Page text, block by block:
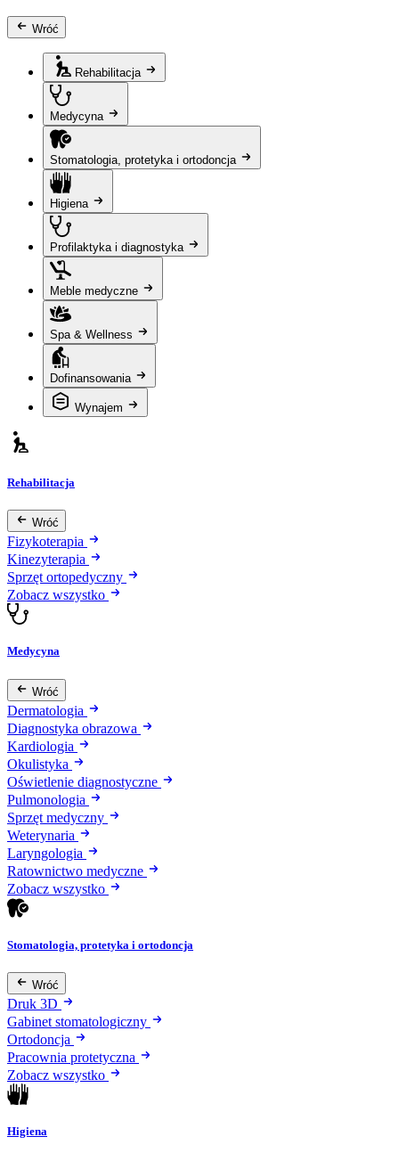
Wróć
Rehabilitacja
Medycyna
Stomatologia, protetyka i ortodoncja
Higiena
Profilaktyka i diagnostyka
Meble medyczne
Spa & Wellness
Dofinansowania
Wynajem
Rehabilitacja
Wróć
Fizykoterapia
Kinezyterapia
Sprzęt ortopedyczny
Zobacz wszystko
Medycyna
Wróć
Dermatologia
Diagnostyka obrazowa
Kardiologia
Okulistyka
Oświetlenie diagnostyczne
Pulmonologia
Sprzęt medyczny
Weterynaria
Laryngologia
Ratownictwo medyczne
Zobacz wszystko
Stomatologia, protetyka i ortodoncja
Wróć
Druk 3D
Gabinet stomatologiczny
Ortodoncja
Pracownia protetyczna
Zobacz wszystko
Higiena